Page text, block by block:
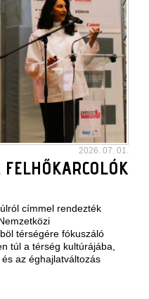
2026. 07. 01.
címmel rendezték
térségére fókuszáló
túl a térség kultúrájába,
az éghajlatváltozás